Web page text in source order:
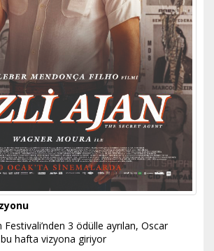
3 ödülle ayrılan, Oscar
hafta vizyona giriyor